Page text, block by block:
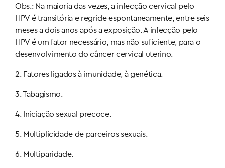
Obs.: Na maioria das vezes, a infecção cervical pelo
HPV é transitória e regride espontaneamente, entre seis
meses a dois anos após a exposição. A infecção pelo
HPV é um fator necessário, mas não suficiente, para o
desenvolvimento do câncer cervical uterino.
2. Fatores ligados à imunidade, à genética.
3. Tabagismo.
4. Iniciação sexual precoce.
5. Multiplicidade de parceiros sexuais.
6. Multiparidade.